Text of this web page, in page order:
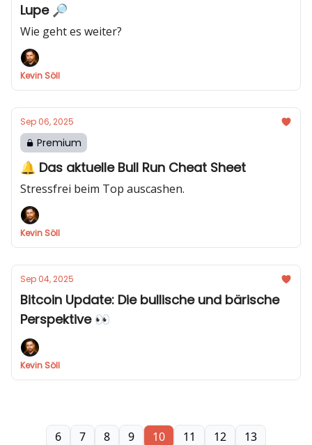
Lupe 🔎
Wie geht es weiter?
Kevin Söll
Sep 06, 2025
Premium
🔔 Das aktuelle Bull Run Cheat Sheet
Stressfrei beim Top auscashen.
Kevin Söll
Sep 04, 2025
Bitcoin Update: Die bullische und bärische
Perspektive 👀
Kevin Söll
6 7 8 9 10 11 12 13